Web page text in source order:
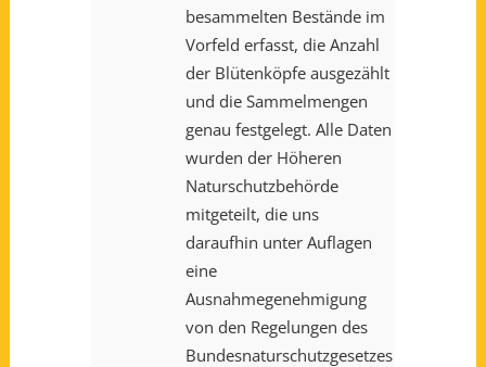
besammelten Bestände im
Vorfeld erfasst, die Anzahl
der Blütenköpfe ausgezählt
und die Sammelmengen
genau festgelegt. Alle Daten
wurden der Höheren
Naturschutzbehörde
mitgeteilt, die uns
daraufhin unter Auflagen
eine
Ausnahmegenehmigung
von den Regelungen des
Bundesnaturschutzgesetzes